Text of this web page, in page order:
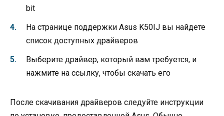
bit
На странице поддержки Asus K50IJ вы найдете
список доступных драйверов
Выберите драйвер, который вам требуется, и
нажмите на ссылку, чтобы скачать его
После скачивания драйверов следуйте инструкции